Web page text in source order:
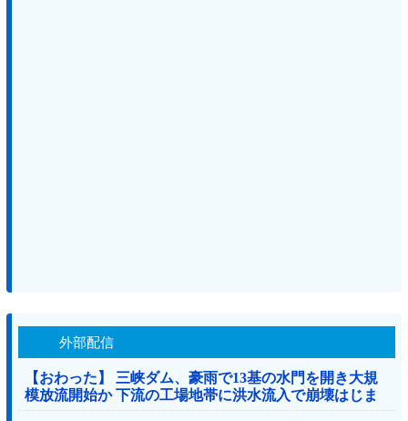
外部配信
【おわった】 三峡ダム、豪雨で13基の水門を開き大規
模放流開始か 下流の工場地帯に洪水流入で崩壊はじま
る